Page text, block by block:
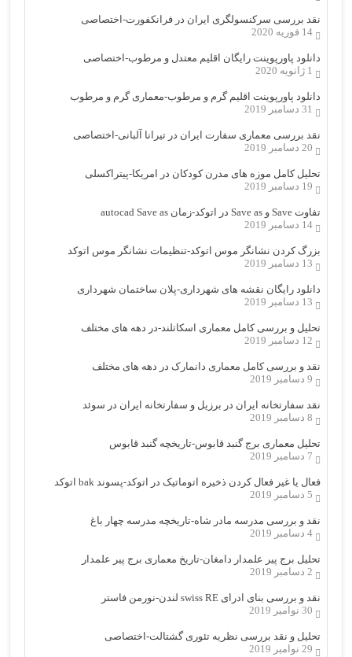
نقد بررسی سرکنسولگری ایران در فرانکفورت-اختصاصی
14 فوریه 2020
دانلود پاورپوینت رایگان اقلیم معتدل و مرطوب-اختصاصی
1 ژانویه 2020
دانلود پاورپوینت اقلیم گرم و مرطوب-معماری گرم و مرطوب
31 دسامبر 2019
نقد بررسی معماری سفارت ایران در تیرانا آلبانی-اختصاصی
20 دسامبر 2019
تحلیل کامل موزه های مدرن کودکان در امریکا-پیتراکسلی
19 دسامبر 2019
تفاوت Save و Save as در اتوکد-زمان autocad Save as
14 دسامبر 2019
بزرگ کردن نشانگر موس اتوکد-تنظیمات نشانگر موس اتوکد
13 دسامبر 2019
دانلود رایگان نقشه های شهرداری-پلان ساختمان شهرداری
13 دسامبر 2019
تحلیل و بررسی کامل معماری اسکاتلند-در دهه های مختلف
12 دسامبر 2019
نقد و بررسی کامل معماری دانمارک در دهه های مختلف
9 دسامبر 2019
نقد سفارتخانه ایران در برزیل و سفارتخانه ایران در سوئد
8 دسامبر 2019
تحلیل معماری برج گنبد قابوس-تاریخچه گنبد قابوس
7 دسامبر 2019
فعال یا غیر فعال کردن ذخیره اتوماتیک در اتوکد-پسوند bak اتوکد
5 دسامبر 2019
نقد و بررسی مدرسه مادر شاه-تاریخچه مدرسه چهار باغ
4 دسامبر 2019
تحلیل برج پیر علمدار دامغان-تاریخ معماری برج پیر علمدار
2 دسامبر 2019
نقد و بررسی بنای ادرای swiss RE لندن-نورمن فاستر
30 نوامبر 2019
تحلیل و نقد بررسی نظریه تئوری گشتالت-اختصاصی
29 نوامبر 2019